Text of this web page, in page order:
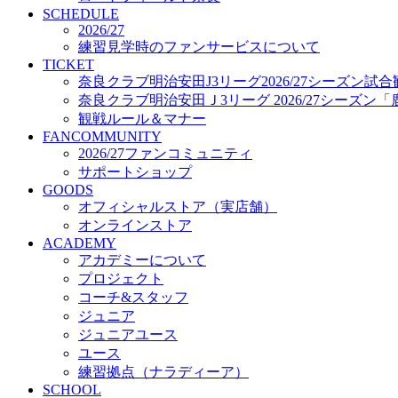
プロジェクト
コーチ&スタッフ
ジュニア
ジュニアユース
ユース
練習拠点（ナラディーア）
SCHOOL
CLUB
2026/27 パートナー企業
パートナー募集
クラブ理念
クラブ情報
サステナビリティ
Web制作支援
応援プロジェクト
SCHEDULE
2026/27
練習見学時のファンサービスについて
TICKET
奈良クラブ明治安田J3リーグ2026/27シーズン試合
奈良クラブ明治安田Ｊ3リーグ 2026/27シーズン「
観戦ルール＆マナー
FANCOMMUNITY
2026/27ファンコミュニティ
サポートショップ
GOODS
オフィシャルストア（実店舗）
オンラインストア
ACADEMY
アカデミーについて
プロジェクト
コーチ&スタッフ
ジュニア
ジュニアユース
ユース
練習拠点（ナラディーア）
SCHOOL